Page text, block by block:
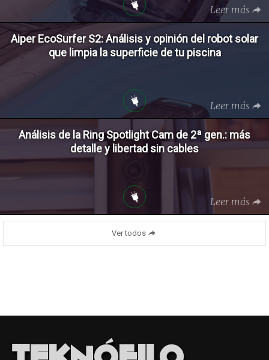
Leer más
Aiper EcoSurfer S2: Análisis y opinión del robot solar
que limpia la superficie de tu piscina
Leer más
Análisis de la Ring Spotlight Cam de 2ª gen.: más
detalle y libertad sin cables
Leer más
Ver todos